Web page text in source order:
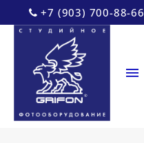
+7 (903) 700-88-66
